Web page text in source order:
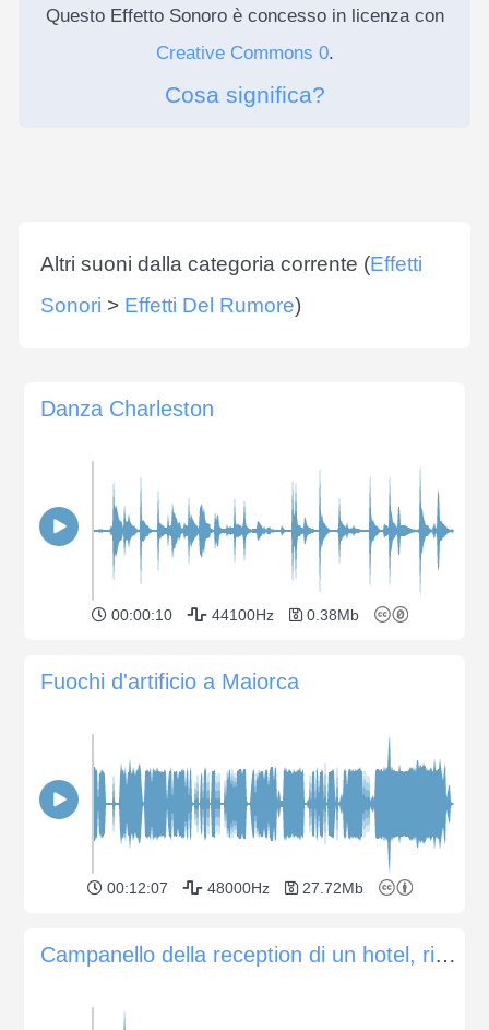
Questo Effetto Sonoro è concesso in licenza con
Creative Commons 0.
Cosa significa?
Altri suoni dalla categoria corrente (Effetti
Sonori > Effetti Del Rumore)
Danza Charleston
00:00:10 44100Hz 0.38Mb
Fuochi d'artificio a Maiorca
00:12:07 48000Hz 27.72Mb
Campanello della reception di un hotel, ripresa 2